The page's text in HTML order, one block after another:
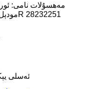
1. مەھسۇلات نامى:
2. مودېل نومۇرى: 166001137R 28232251